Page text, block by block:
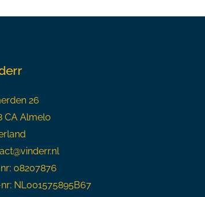
26
CA Almelo
08207876
NL001575895B67